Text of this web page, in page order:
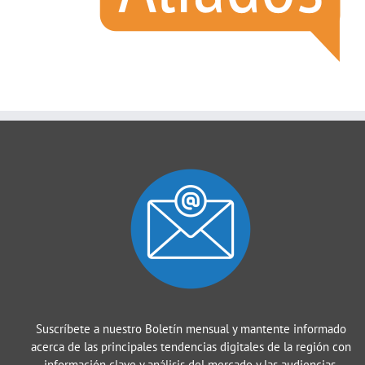
Suscríbete a nuestro Boletín mensual y mantente informado
acerca de las principales tendencias digitales de la región con